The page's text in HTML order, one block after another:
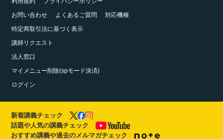
お問い合わせ
よくあるご質問
対応機種
特定商取引法に基づく表示
講師リクエスト
法人窓口
マイメニュー削除(spモード決済)
ログイン
新着講義チェック
話題や人気の講義チェック
おすすめ講義や過去のメルマガチェック